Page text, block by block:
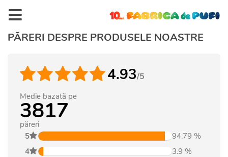
PĂRERI DESPRE PRODUSELE NOASTRE
5 94.79 %
4
3.9 %
4.93/5
Medie bazată pe
3817
păreri